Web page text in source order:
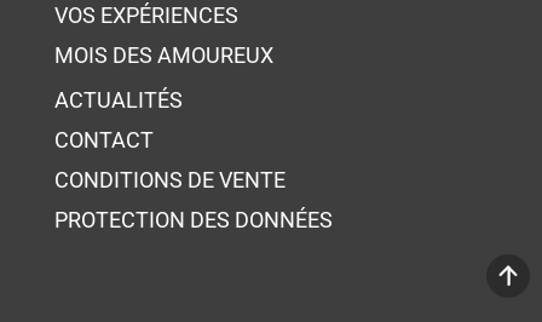
VOS EXPÉRIENCES
MOIS DES AMOUREUX
ACTUALITÉS
CONTACT
CONDITIONS DE VENTE
PROTECTION DES DONNÉES